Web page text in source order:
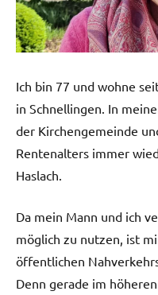
Ich bin 77 und wohne
in Schnellingen. In
der Kirchengemeinde
Rentenalters immer
Haslach.
Da mein Mann und ich
möglich zu nutzen, ist
öffentlichen
Denn gerade im